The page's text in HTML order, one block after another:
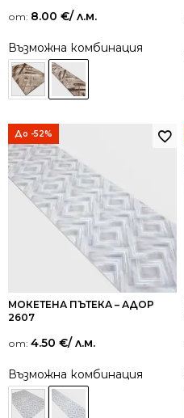
от: 8.00 €/ л.м.
Възможна комбинация
До -52%
МОКЕТЕНА ПЪТЕКА – АДОР
2607
от: 4.50 €/ л.м.
Възможна комбинация